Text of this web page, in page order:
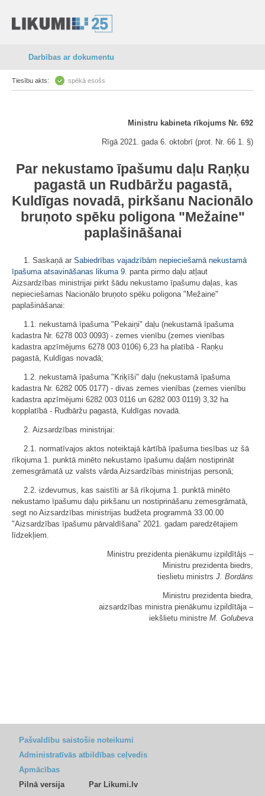
Darbības ar dokumentu
Tiesību akts: spēkā esošs
Ministru kabineta rīkojums Nr. 692
Rīgā 2021. gada 6. oktobrī (prot. Nr. 66 1. §)
Par nekustamo īpašumu daļu Raņķu
pagastā un Rudbāržu pagastā,
Kuldīgas novadā, pirkšanu Nacionālo
bruņoto spēku poligona "Mežaine"
paplašināšanai
1. Saskaņā ar Sabiedrības vajadzībām nepieciešamā nekustamā
īpašuma atsavināšanas likuma 9. panta pirmo daļu atļaut
Aizsardzības ministrijai pirkt šādu nekustamo īpašumu daļas, kas
nepieciešamas Nacionālo bruņoto spēku poligona "Mežaine"
paplašināšanai:
1.1. nekustamā īpašuma "Pekaiņi" daļu (nekustamā īpašuma
kadastra Nr. 6278 003 0093) - zemes vienību (zemes vienības
kadastra apzīmējums 6278 003 0106) 6,23 ha platībā - Raņķu
pagastā, Kuldīgas novadā;
1.2. nekustamā īpašuma "Kriķīši" daļu (nekustamā īpašuma
kadastra Nr. 6282 005 0177) - divas zemes vienības (zemes vienību
kadastra apzīmējumi 6282 003 0116 un 6282 003 0119) 3,32 ha
kopplatībā - Rudbāržu pagastā, Kuldīgas novadā.
2. Aizsardzības ministrijai:
2.1. normatīvajos aktos noteiktajā kārtībā īpašuma tiesības uz šā
rīkojuma 1. punktā minēto nekustamo īpašumu daļām nostiprināt
zemesgrāmatā uz valsts vārda Aizsardzības ministrijas personā;
2.2. izdevumus, kas saistīti ar šā rīkojuma 1. punktā minēto
nekustamo īpašumu daļu pirkšanu un nostiprināšanu zemesgrāmatā,
segt no Aizsardzības ministrijas budžeta programmā 33.00.00
"Aizsardzības īpašumu pārvaldīšana" 2021. gadam paredzētajiem
līdzekļiem.
Ministru prezidenta pienākumu izpildītājs ‒
Ministru prezidenta biedrs,
tieslietu ministrs J. Bordāns
Ministru prezidenta biedra,
aizsardzības ministra pienākumu izpildītāja ‒
iekšlietu ministre M. Golubeva
Pašvaldību saistošie noteikumi
Administratīvās atbildības ceļvedis
Apmācības
Pilnā versija
Par Likumi.lv